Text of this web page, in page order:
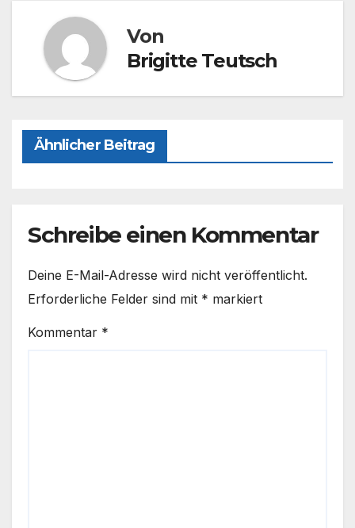
o
o
k
o
n
Von
Brigitte Teutsch
Ähnlicher Beitrag
Schreibe einen Kommentar
Deine E-Mail-Adresse wird nicht veröffentlicht.
Erforderliche Felder sind mit * markiert
Kommentar *